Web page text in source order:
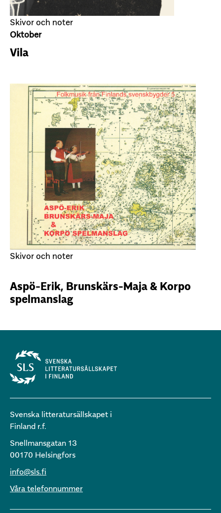
Skivor och noter
Oktober
Vila
Skivor och noter
Aspö-Erik, Brunskärs-Maja & Korpo
spelmanslag
Svenska litteratursällskapet i
Finland r.f.
Snellmansgatan 13
00170 Helsingfors
info@sls.fi
Våra telefonnummer